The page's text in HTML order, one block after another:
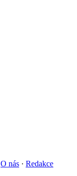
O nás · Redakce